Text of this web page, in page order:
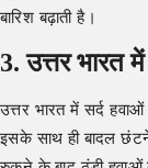
बारिश बढ़ाती है।
3. उत्तर भारत
उत्तर भारत में सर्द
इसके साथ ही बादल